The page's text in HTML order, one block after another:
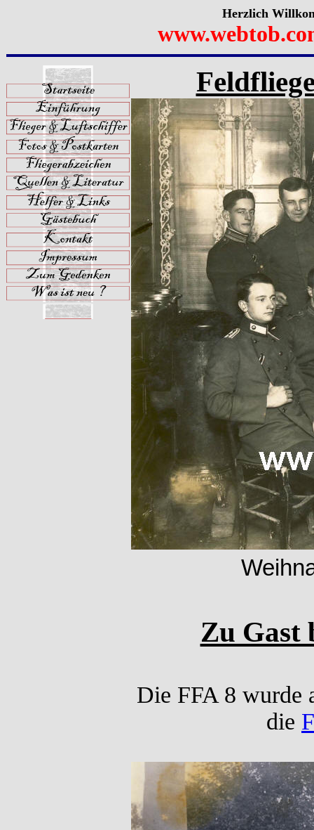
Herzlich
Zu Gast
Die FFA 8 wurde
die